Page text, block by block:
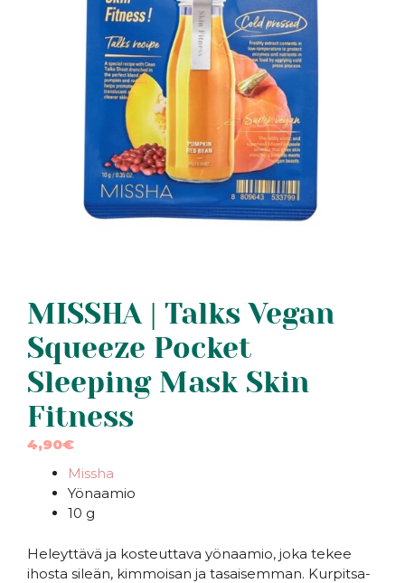
MISSHA | Talks Vegan
Squeeze Pocket
Sleeping Mask Skin
Fitness
4,90€
Missha
Yönaamio
10 g
Heleyttävä ja kosteuttava yönaamio, joka tekee
ihosta sileän, kimmoisan ja tasaisemman. Kurpitsa-